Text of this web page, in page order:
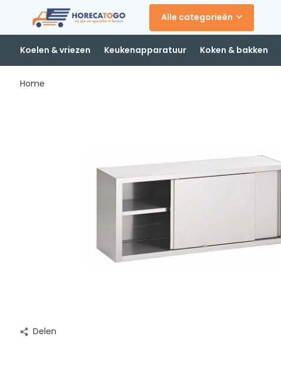
Alle categorieën
Koelen & vriezen Keukenapparatuur Koken & bakken
Home
Delen